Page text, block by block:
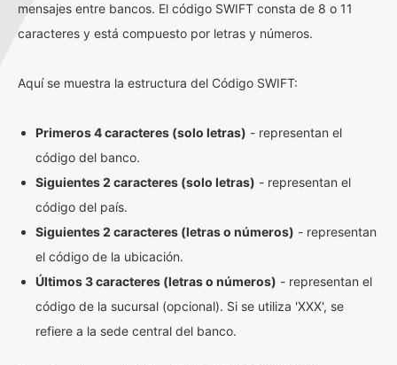
mensajes entre bancos. El código SWIFT consta de 8 o 11
caracteres y está compuesto por letras y números.
Aquí se muestra la estructura del Código SWIFT:
Primeros 4 caracteres (solo letras) - representan el
código del banco.
Siguientes 2 caracteres (solo letras) - representan el
código del país.
Siguientes 2 caracteres (letras o números) - representan
el código de la ubicación.
Últimos 3 caracteres (letras o números) - representan el
código de la sucursal (opcional). Si se utiliza 'XXX', se
refiere a la sede central del banco.